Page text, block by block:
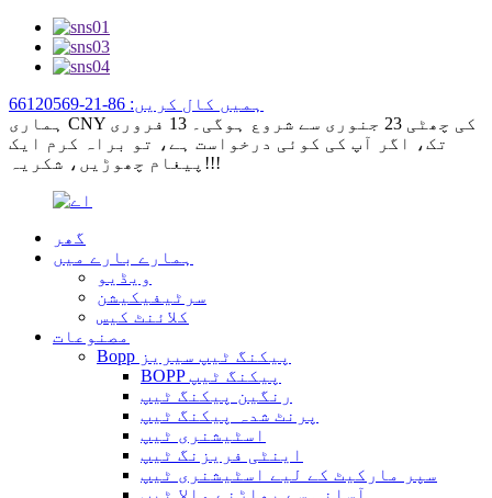
ہمیں کال کریں: 86-21-66120569
ہماری CNY کی چھٹی 23 جنوری سے شروع ہوگی۔ 13 فروری
تک، اگر آپ کی کوئی درخواست ہے، تو براہ کرم ایک
پیغام چھوڑیں، شکریہ!!!
گھر
ہمارے بارے میں
ویڈیو
سرٹیفیکیشن
کلائنٹ کیس
مصنوعات
Bopp پیکنگ ٹیپ سیریز
BOPP پیکنگ ٹیپ
رنگین پیکنگ ٹیپ
پرنٹ شدہ پیکنگ ٹیپ
اسٹیشنری ٹیپ
اینٹی فریزنگ ٹیپ
سپر مارکیٹ کے لیے اسٹیشنری ٹیپ
آسانی سے پھاڑنے والا ٹیپ